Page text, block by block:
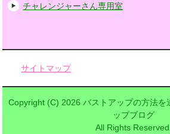
チャレンジャーさん専用室
サイトマップ
Copyright (C) 2026 バストアップの方法を
ップブログ
All Rights Reserved.